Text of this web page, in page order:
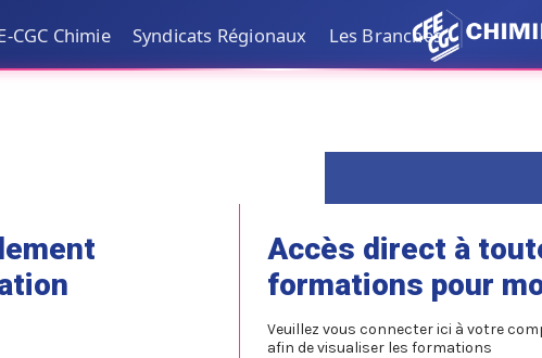
CGC Chimie Syndicats Régionaux Les Branches
Accès direct à
formations pour
Veuillez vous connecter ici à votre
afin de visualiser les formations